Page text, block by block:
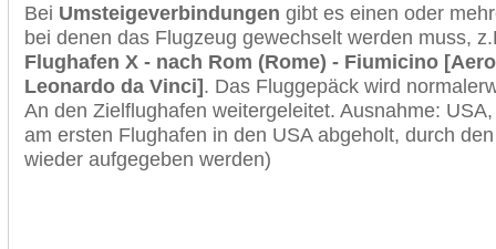
Bei Umsteigeverbindungen gibt es einen oder
bei denen das Flugzeug gewechselt werden muss,
Flughafen X - nach Rom (Rome) - Fiumicino
Leonardo da Vinci]. Das Fluggepäck wird
An den Zielflughafen weitergeleitet. Ausnahme:
am ersten Flughafen in den USA abgeholt, durch
wieder aufgegeben werden)